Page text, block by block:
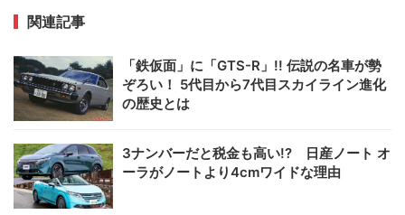
関連記事
「鉄仮面」に「GTS-R」!! 伝説の名車が勢
ぞろい！ 5代目から7代目スカイライン進化
の歴史とは
3ナンバーだと税金も高い!? 日産ノート オ
ーラがノートより4cmワイドな理由